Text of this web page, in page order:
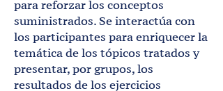
para reforzar los conceptos
suministrados. Se interactúa con
los participantes para enriquecer la
temática de los tópicos tratados y
presentar, por grupos, los
resultados de los ejercicios